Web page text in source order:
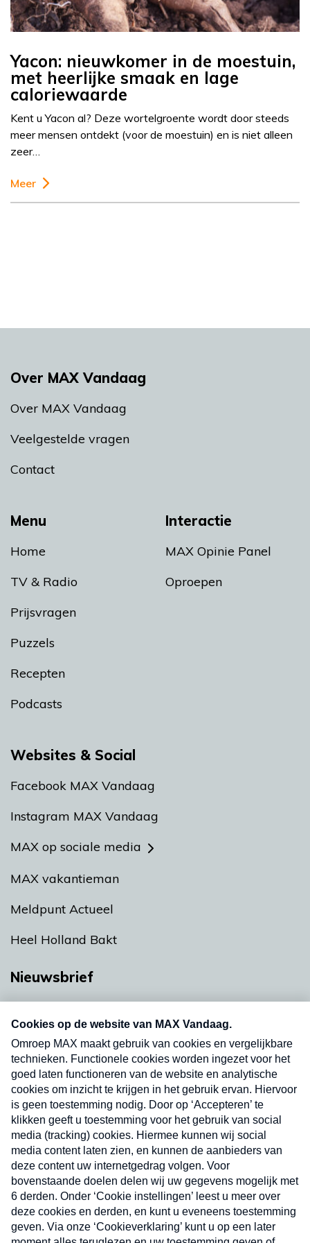
Yacon: nieuwkomer in de moestuin,
met heerlijke smaak en lage
caloriewaarde
Kent u Yacon al? Deze wortelgroente wordt door steeds
meer mensen ontdekt (voor de moestuin) en is niet alleen
zeer…
Meer
Menu
Home
TV & Radio
Prijsvragen
Puzzels
Recepten
Podcasts
Interactie
MAX Opinie Panel
Oproepen
Over MAX Vandaag
Over MAX Vandaag
Veelgestelde vragen
Contact
Websites & Social
Facebook MAX Vandaag
Instagram MAX Vandaag
MAX op sociale media
MAX vakantieman
Meldpunt Actueel
Heel Holland Bakt
Nieuwsbrief
Neem hier een gratis abonnement op onze
nieuwsbrief. Elke vrijdag- en dinsdagochtend in
uw mailbox.
Verzend
Nieuwsbrief
Neem hier een gratis abonnement op onze